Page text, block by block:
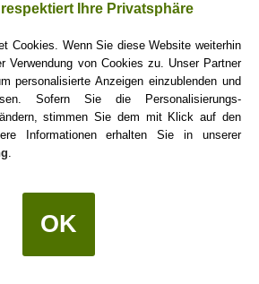
Sternzeichen
Ihre Privatsphäre
Cookies. Wenn Sie diese Website weiterhin
Verwendung von Cookies zu. Unser Partner
personalisierte Anzeigen einzublenden und
Sofern Sie die Personalisierungs-
stimmen Sie dem mit Klick auf den
Informationen erhalten Sie in unserer
.
OK